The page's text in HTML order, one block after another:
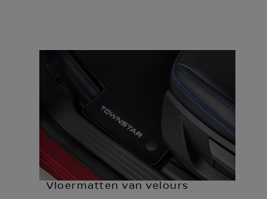
Vloermatten van velours